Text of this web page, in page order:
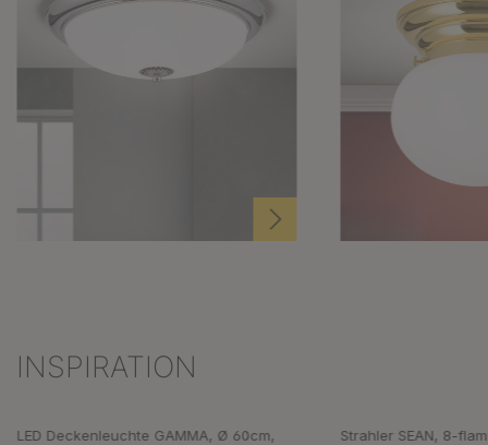
Produktgalerie überspringen
INSPIRATION
LED Deckenleuchte GAMMA, Ø 60cm,
Strahler SEAN, 8-